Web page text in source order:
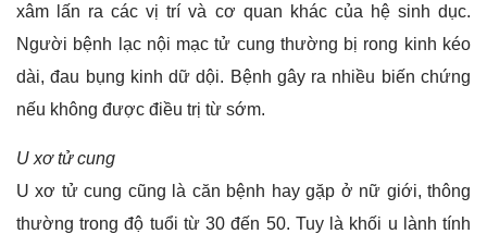
xâm lấn ra các vị trí và cơ quan khác của hệ sinh dục.
Người bệnh lạc nội mạc tử cung thường bị rong kinh kéo
dài, đau bụng kinh dữ dội. Bệnh gây ra nhiều biến chứng
nếu không được điều trị từ sớm.
U xơ tử cung
U xơ tử cung cũng là căn bệnh hay gặp ở nữ giới, thông
thường trong độ tuổi từ 30 đến 50. Tuy là khối u lành tính